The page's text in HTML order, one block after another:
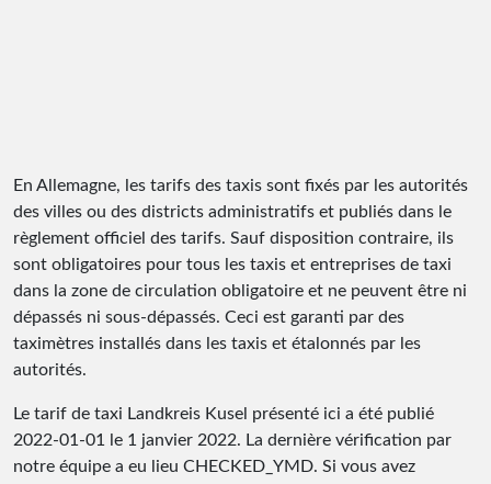
En Allemagne, les tarifs des taxis sont fixés par les autorités
des villes ou des districts administratifs et publiés dans le
règlement officiel des tarifs. Sauf disposition contraire, ils
sont obligatoires pour tous les taxis et entreprises de taxi
dans la zone de circulation obligatoire et ne peuvent être ni
dépassés ni sous-dépassés. Ceci est garanti par des
taximètres installés dans les taxis et étalonnés par les
autorités.
Le tarif de taxi Landkreis Kusel présenté ici a été publié
2022-01-01
le 1 janvier 2022. La dernière vérification par
notre équipe a eu lieu CHECKED_YMD. Si vous avez